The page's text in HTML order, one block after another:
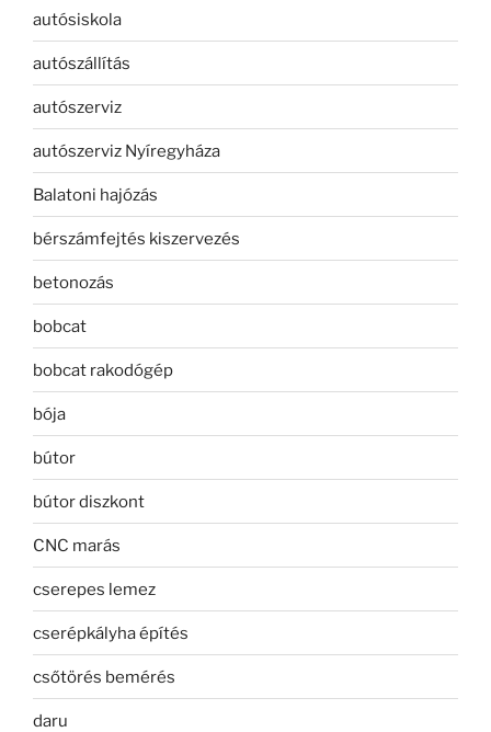
autósiskola
autószállítás
autószerviz
autószerviz Nyíregyháza
Balatoni hajózás
bérszámfejtés kiszervezés
betonozás
bobcat
bobcat rakodógép
bója
bútor
bútor diszkont
CNC marás
cserepes lemez
cserépkályha építés
csőtörés bemérés
daru